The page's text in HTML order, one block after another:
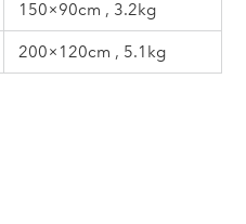
150×90cm , 3.2kg
200×120cm , 5.1kg